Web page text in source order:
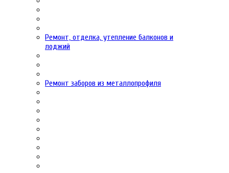
Ремонт, отделка, утепление балконов и
лоджий
Ремонт заборов из металлопрофиля